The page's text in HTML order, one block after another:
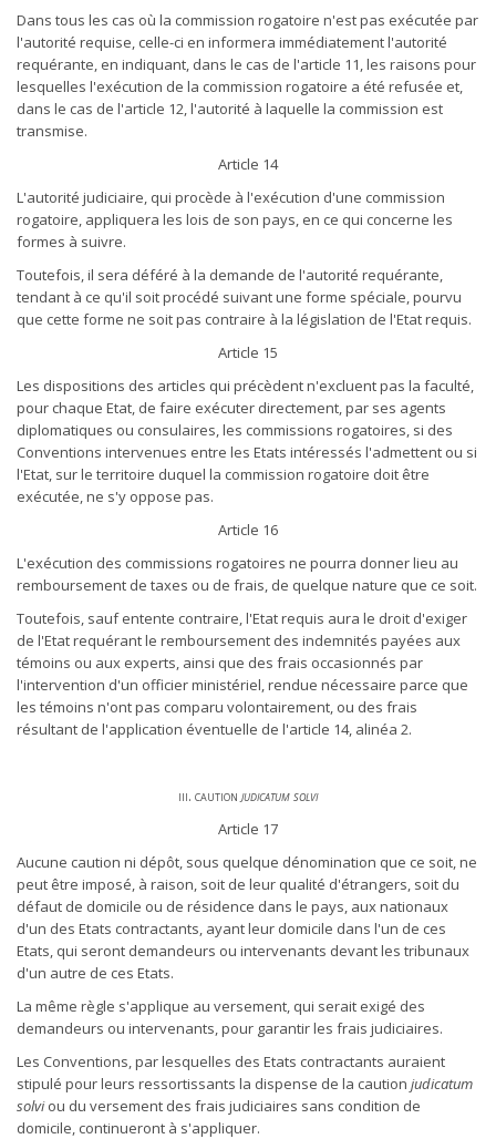
Dans tous les cas où la commission rogatoire n'est pas exécutée par
l'autorité requise, celle-ci en informera immédiatement l'autorité
requérante, en indiquant, dans le cas de l'article 11, les raisons pour
lesquelles l'exécution de la commission rogatoire a été refusée et,
dans le cas de l'article 12, l'autorité à laquelle la commission est
transmise.
Article 14
L'autorité judiciaire, qui procède à l'exécution d'une commission
rogatoire, appliquera les lois de son pays, en ce qui concerne les
formes à suivre.
Toutefois, il sera déféré à la demande de l'autorité requérante,
tendant à ce qu'il soit procédé suivant une forme spéciale, pourvu
que cette forme ne soit pas contraire à la législation de l'Etat requis.
Article 15
Les dispositions des articles qui précèdent n'excluent pas la faculté,
pour chaque Etat, de faire exécuter directement, par ses agents
diplomatiques ou consulaires, les commissions rogatoires, si des
Conventions intervenues entre les Etats intéressés l'admettent ou si
l'Etat, sur le territoire duquel la commission rogatoire doit être
exécutée, ne s'y oppose pas.
Article 16
L'exécution des commissions rogatoires ne pourra donner lieu au
remboursement de taxes ou de frais, de quelque nature que ce soit.
Toutefois, sauf entente contraire, l'Etat requis aura le droit d'exiger
de l'Etat requérant le remboursement des indemnités payées aux
témoins ou aux experts, ainsi que des frais occasionnés par
l'intervention d'un officier ministériel, rendue nécessaire parce que
les témoins n'ont pas comparu volontairement, ou des frais
résultant de l'application éventuelle de l'article 14, alinéa 2.
iii. caution judicatum solvi
Article 17
Aucune caution ni dépôt, sous quelque dénomination que ce soit, ne
peut être imposé, à raison, soit de leur qualité d'étrangers, soit du
défaut de domicile ou de résidence dans le pays, aux nationaux
d'un des Etats contractants, ayant leur domicile dans l'un de ces
Etats, qui seront demandeurs ou intervenants devant les tribunaux
d'un autre de ces Etats.
La même règle s'applique au versement, qui serait exigé des
demandeurs ou intervenants, pour garantir les frais judiciaires.
Les Conventions, par lesquelles des Etats contractants auraient
stipulé pour leurs ressortissants la dispense de la caution judicatum
solviou du versement des frais judiciaires sans condition de
domicile, continueront à s'appliquer.